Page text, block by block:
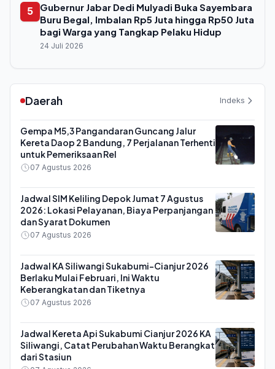
5
Gubernur Jabar Dedi Mulyadi Buka Sayembara
Buru Begal, Imbalan Rp5 Juta hingga Rp50 Juta
bagi Warga yang Tangkap Pelaku Hidup
24 Juli 2026
Daerah Indeks
Gempa M5,3 Pangandaran Guncang Jalur
Kereta Daop 2 Bandung, 7 Perjalanan Terhenti
untuk Pemeriksaan Rel
07 Agustus 2026
Jadwal SIM Keliling Depok Jumat 7 Agustus
2026: Lokasi Pelayanan, Biaya Perpanjangan
dan Syarat Dokumen
07 Agustus 2026
Jadwal KA Siliwangi Sukabumi-Cianjur 2026
Berlaku Mulai Februari, Ini Waktu
Keberangkatan dan Tiketnya
07 Agustus 2026
Jadwal Kereta Api Sukabumi Cianjur 2026 KA
Siliwangi, Catat Perubahan Waktu Berangkat
dari Stasiun